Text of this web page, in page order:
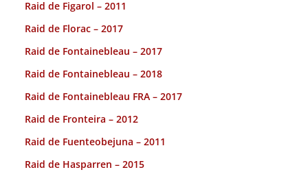
Raid de Figarol – 2011
Raid de Florac – 2017
Raid de Fontainebleau – 2017
Raid de Fontainebleau – 2018
Raid de Fontainebleau FRA – 2017
Raid de Fronteira – 2012
Raid de Fuenteobejuna – 2011
Raid de Hasparren – 2015